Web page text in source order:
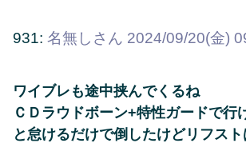
931: 名無しさん 2024/09/20(金)
ワイブレも途中挟んでくるね
ＣＤラウドボーン+特性ガードで行
と怠けるだけで倒したけどリフス